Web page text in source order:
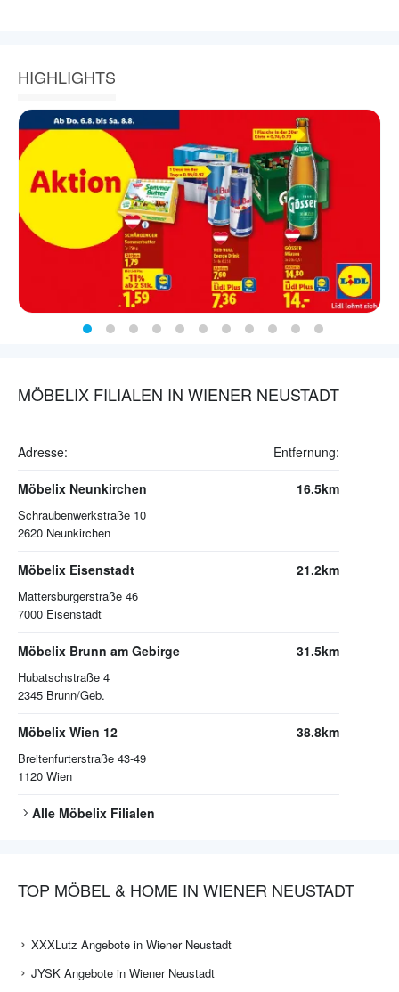
HIGHLIGHTS
MÖBELIX FILIALEN IN WIENER NEUSTADT
Adresse: Entfernung:
Möbelix Neunkirchen
Schraubenwerkstraße 10
2620 Neunkirchen
16.5km
Möbelix Eisenstadt
Mattersburgerstraße 46
7000 Eisenstadt
21.2km
Möbelix Brunn am Gebirge
Hubatschstraße 4
2345 Brunn/Geb.
31.5km
Möbelix Wien 12
Breitenfurterstraße 43-49
1120 Wien
38.8km
Alle Möbelix Filialen
TOP MÖBEL & HOME IN WIENER NEUSTADT
XXXLutz Angebote in Wiener Neustadt
JYSK Angebote in Wiener Neustadt